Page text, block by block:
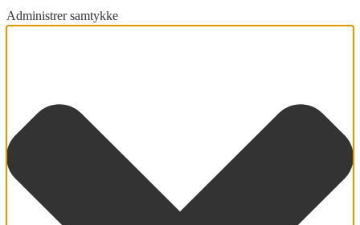
Administrer samtykke